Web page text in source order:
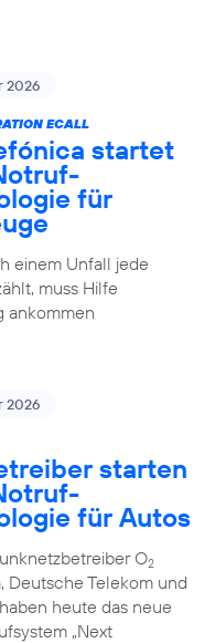
2026
ECALL
startet
für
einem Unfall jede
muss Hilfe
ankommen
2026
starten
für Autos
O2
Deutsche Telekom und
heute das neue
„Next